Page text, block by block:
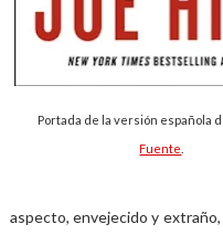
Portada de la versión española
Fuente
aspecto, envejecido y